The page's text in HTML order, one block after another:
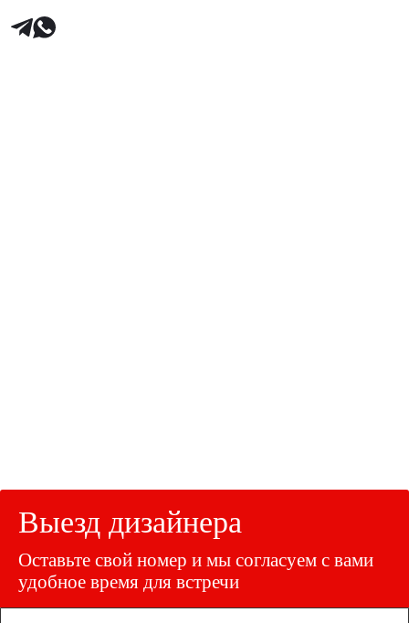
Выезд дизайнера
Оставьте свой номер и мы согласуем с вами
удобное время для встречи